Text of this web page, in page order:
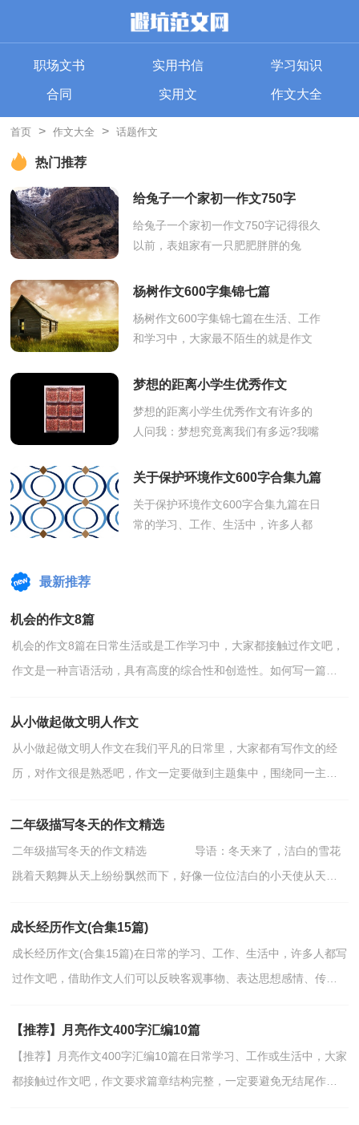
职场文书 实用书信 学习知识
合同 实用文 作文大全
首页 > 作文大全 > 话题作文
热门推荐
给兔子一个家初一作文750字
给兔子一个家初一作文750字记得很久
以前，表姐家有一只肥肥胖胖的兔
福的家，我和表姐可是费了不少工
杨树作文600字集锦七篇
杨树作文600字集锦七篇在生活、工作
和学习中，大家最不陌生的就是作文
联想力、想象力、思考力和记忆力的
梦想的距离小学生优秀作文
梦想的距离小学生优秀作文有许多的
人问我：梦想究竟离我们有多远?我嘴
之遥!在追梦路上，有多少人感到前途
关于保护环境作文600字合集九篇
关于保护环境作文600字合集九篇在日
常的学习、工作、生活中，许多人都
最新推荐
机会的作文8篇
机会的作文8篇在日常生活或是工作学习中，大家都接触过作文吧，
作文是一种言语活动，具有高度的综合性和创造性。如何写一篇有
从小做起做文明人作文
从小做起做文明人作文在我们平凡的日常里，大家都有写作文的经
历，对作文很是熟悉吧，作文一定要做到主题集中，围绕同一主题
二年级描写冬天的作文精选
二年级描写冬天的作文精选 导语：冬天来了，洁白的雪花
跳着天鹅舞从天上纷纷飘然而下，好像一位位洁白的小天使从天而
篇...
成长经历作文(合集15篇)
成长经历作文(合集15篇)在日常的学习、工作、生活中，许多人都写
过作文吧，借助作文人们可以反映客观事物、表达思想感情、传递
【推荐】月亮作文400字汇编10篇
【推荐】月亮作文400字汇编10篇在日常学习、工作或生活中，大家
都接触过作文吧，作文要求篇章结构完整，一定要避免无结尾作文